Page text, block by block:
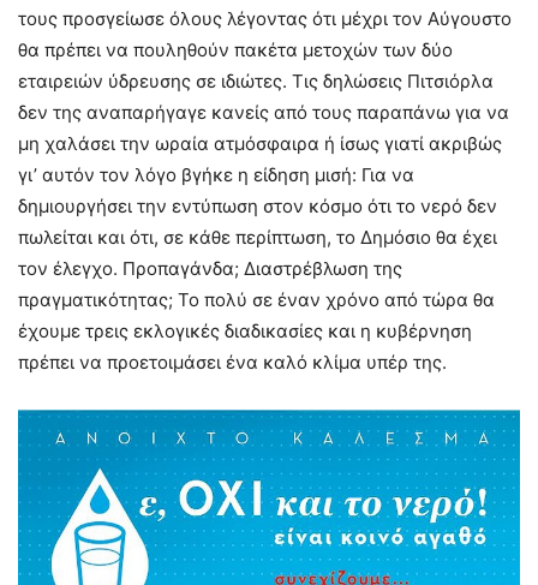
τους προσγείωσε όλους λέγοντας ότι μέχρι τον Αύγουστο
θα πρέπει να πουληθούν πακέτα μετοχών των δύο
εταιρειών ύδρευσης σε ιδιώτες. Τις δηλώσεις Πιτσιόρλα
δεν της αναπαρήγαγε κανείς από τους παραπάνω για να
μη χαλάσει την ωραία ατμόσφαιρα ή ίσως γιατί ακριβώς
γι’ αυτόν τον λόγο βγήκε η είδηση μισή: Για να
δημιουργήσει την εντύπωση στον κόσμο ότι το νερό δεν
πωλείται και ότι, σε κάθε περίπτωση, το Δημόσιο θα έχει
τον έλεγχο. Προπαγάνδα; Διαστρέβλωση της
πραγματικότητας; Το πολύ σε έναν χρόνο από τώρα θα
έχουμε τρεις εκλογικές διαδικασίες και η κυβέρνηση
πρέπει να προετοιμάσει ένα καλό κλίμα υπέρ της.